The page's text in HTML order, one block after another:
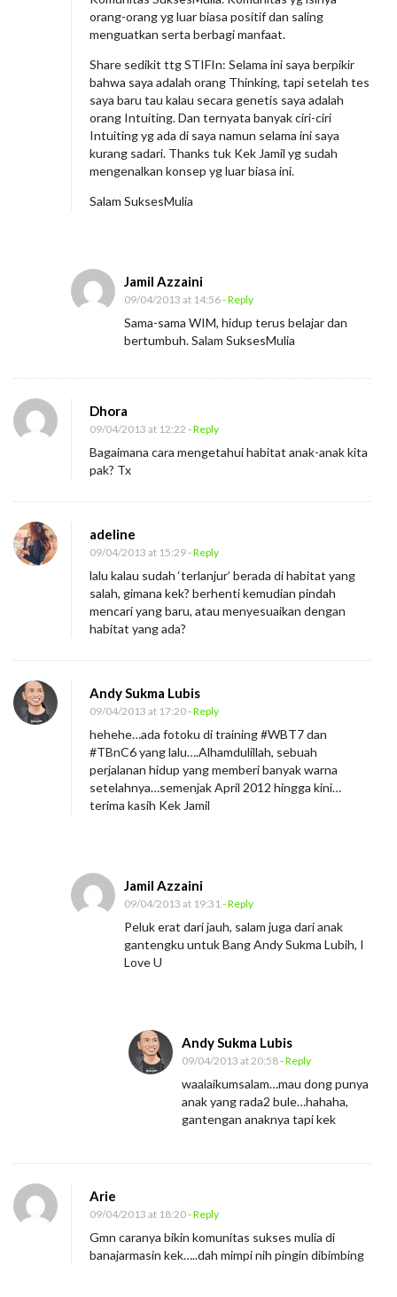
orang-orang yg luar biasa positif dan saling
menguatkan serta berbagi manfaat.
Share sedikit ttg STIFIn: Selama ini saya berpikir
bahwa saya adalah orang Thinking, tapi setelah tes
saya baru tau kalau secara genetis saya adalah
orang Intuiting. Dan ternyata banyak ciri-ciri
Intuiting yg ada di saya namun selama ini saya
kurang sadari. Thanks tuk Kek Jamil yg sudah
mengenalkan konsep yg luar biasa ini.
Salam SuksesMulia
Jamil Azzaini
09/04/2013 at 14:56- Reply
Sama-sama WIM, hidup terus belajar dan
bertumbuh. Salam SuksesMulia
Dhora
09/04/2013 at 12:22 - Reply
Bagaimana cara mengetahui habitat anak-anak kita
pak? Tx
adeline
09/04/2013 at 15:29- Reply
lalu kalau sudah ‘terlanjur’ berada di habitat yang
salah, gimana kek? berhenti kemudian pindah
mencari yang baru, atau menyesuaikan dengan
habitat yang ada?
Andy Sukma Lubis
09/04/2013 at 17:20- Reply
hehehe…ada fotoku di training #WBT7 dan
#TBnC6 yang lalu….Alhamdulillah, sebuah
perjalanan hidup yang memberi banyak warna
setelahnya…semenjak April 2012 hingga kini…
terima kasih Kek Jamil
Jamil Azzaini
09/04/2013 at 19:31 - Reply
Peluk erat dari jauh, salam juga dari anak
gantengku untuk Bang Andy Sukma Lubih, I
Love U
Andy Sukma Lubis
09/04/2013 at 20:58- Reply
waalaikumsalam…mau dong punya
anak yang rada2 bule…hahaha,
gantengan anaknya tapi kek
Arie
09/04/2013 at 18:20- Reply
Gmn caranya bikin komunitas sukses mulia di
banajarmasin kek…..dah mimpi nih pingin dibimbing